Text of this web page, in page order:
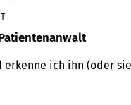
erkenne ich ihn (oder